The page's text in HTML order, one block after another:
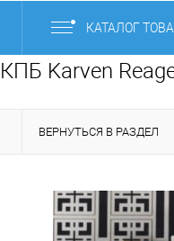
КАТАЛОГ
КПБ Karven
ВЕРНУТЬСЯ В РАЗДЕЛ